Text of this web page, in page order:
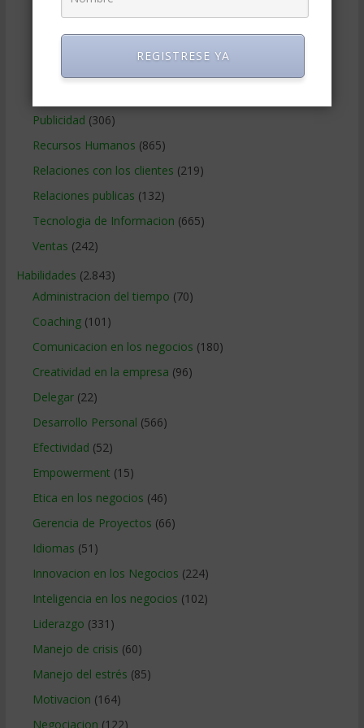
Métodos Gerenciales(280)
Publicidad (306)
Recursos Humanos (865)
Relaciones con los clientes (219)
Relaciones publicas (132)
Tecnologia de Informacion (665)
Ventas (242)
Habilidades (2.843)
Administracion del tiempo (70)
Coaching(101)
Comunicacion en los negocios (180)
Creatividad en la empresa (96)
Delegar(22)
Desarrollo Personal (566)
Efectividad (52)
Empowerment (15)
Etica en los negocios (46)
Gerencia de Proyectos (66)
Idiomas (51)
Innovacion en los Negocios (224)
Inteligencia en los negocios (102)
Liderazgo (331)
Manejo de crisis (60)
Manejo del estrés (85)
Motivacion (164)
Negociacion (122)
REGISTRESE YA